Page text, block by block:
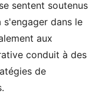
sentent soutenus
dans le
aux
conduit à des
de